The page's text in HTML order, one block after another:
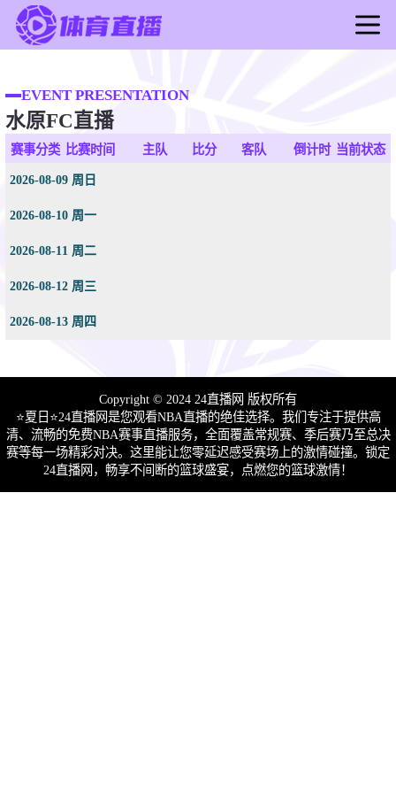
足球直播
篮球直播
足球录像
篮球新闻
EVENT PRESENTATION
水原FC直播
赛事分类 比赛时间 主队 比分 客队 倒计时 当前状态
2026-08-09 周日
2026-08-10 周一
2026-08-11 周二
2026-08-12 周三
2026-08-13 周四
Copyright © 2024 24直播网 版权所有
⭐️夏日⭐24直播网是您观看NBA直播的绝佳选择。我们专注于提供高
清、流畅的免费NBA赛事直播服务，全面覆盖常规赛、季后赛乃至总决
赛等每一场精彩对决。这里能让您零延迟感受赛场上的激情碰撞。锁定
24直播网，畅享不间断的篮球盛宴，点燃您的篮球激情！